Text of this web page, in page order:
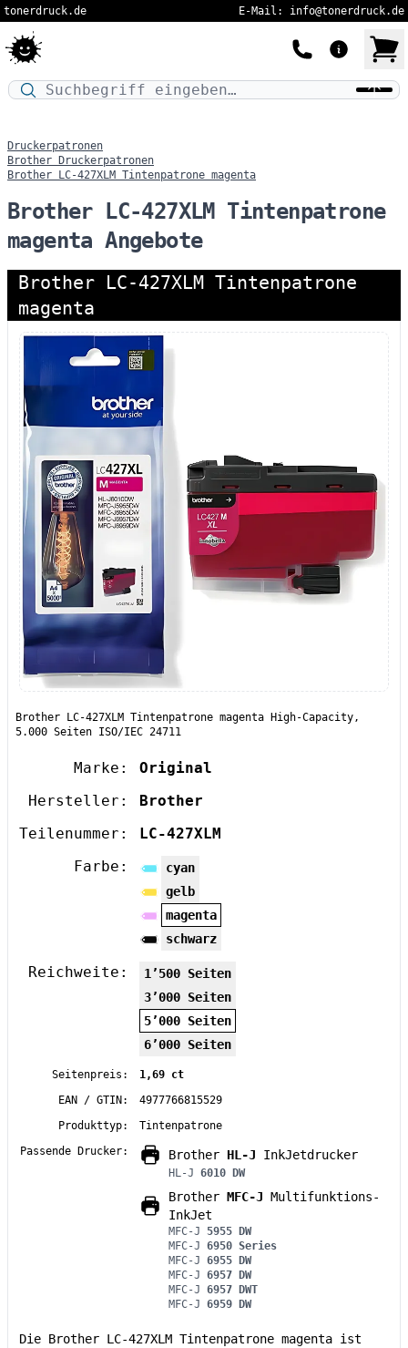
tonerdruck.de E-Mail: info@tonerdruck.de
Druckermodell oder Produktnamen eingeben…
Druckerpatronen
Brother Druckerpatronen
Brother LC-427XLM Tintenpatrone magenta
Brother LC-427XLM Tintenpatrone
magenta Angebote
Brother LC-427XLM Tintenpatrone
magenta
Brother LC-427XLM Tintenpatrone magenta High-Capacity,
5.000 Seiten ISO/IEC 24711
Marke:
Original
Hersteller:
Brother
Teilenummer:
LC-427XLM
Farbe:
cyan
gelb
magenta
schwarz
Reichweite:
1’500 Seiten
3’000 Seiten
5’000 Seiten
6’000 Seiten
Seitenpreis:
1,69 ct
EAN / GTIN:
4977766815529
Produkttyp:
Tintenpatrone
Passende Drucker:
Brother HL-J InkJetdrucker
HL-J 6010 DW
Brother MFC-J Multifunktions-
InkJet
MFC-J 5955 DW
MFC-J 6950 Series
MFC-J 6955 DW
MFC-J 6957 DW
MFC-J 6957 DWT
MFC-J 6959 DW
Die Brother LC-427XLM Tintenpatrone magenta ist